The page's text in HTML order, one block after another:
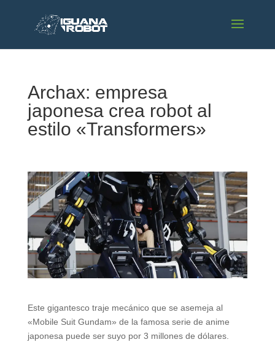
Archax: empresa
japonesa crea robot al
estilo «Transformers»
Este gigantesco traje mecánico que se asemeja al
«Mobile Suit Gundam» de la famosa serie de anime
japonesa puede ser suyo por 3 millones de dólares.